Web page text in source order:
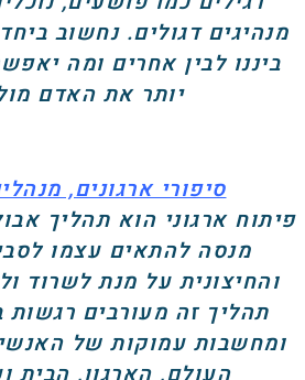
מנהיגים דגולים. נחשוב
ביננו לבין אחרים ומה
יותר את האדם
סיפורי ארגונים,
פיתוח ארגוני הוא תהליך
מנסה להתאים עצמו
והחיצונית על מנת לשרוד
תהליך זה מעורבים רגשות
ומחשבות עמוקות של